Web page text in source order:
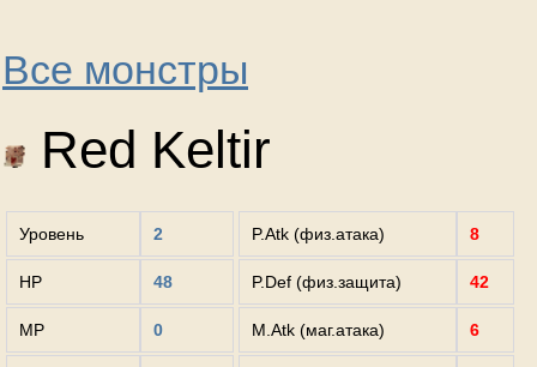
Все монстры
Red Keltir
Уровень 2
HP 48
MP 0
P.Atk (физ.атака) 8
P.Def (физ.защита) 42
M.Atk (маг.атака) 6